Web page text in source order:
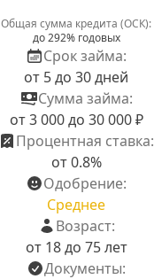
Общая сумма кредита (ОСК):
до 292% годовых
Срок займа:
от 5 до 30 дней
Сумма займа:
от 3 000 до 30 000 ₽
Процентная ставка:
от 0.8%
Одобрение:
Среднее
Возраст:
от 18 до 75 лет
Документы: